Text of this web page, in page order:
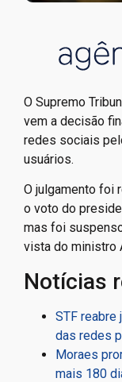
O Supremo
vem a decisão
redes sociais
usuários.
O julgamento foi
o voto do
mas foi
vista do ministro
Notícias
STF
das redes
Moraes
mais 180